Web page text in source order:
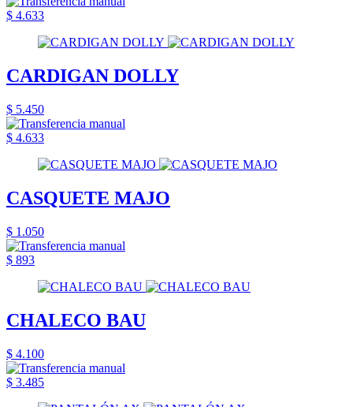
$ 4.633
CARDIGAN DOLLY
$ 5.450
$ 4.633
CASQUETE MAJO
$ 1.050
$ 893
CHALECO BAU
$ 4.100
$ 3.485